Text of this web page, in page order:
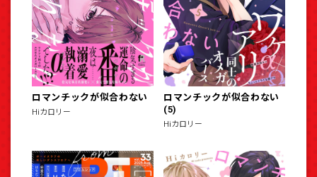
ロマンチックが似合わない
Hiカロリー
ロマンチックが似合わない
(5)
Hiカロリー